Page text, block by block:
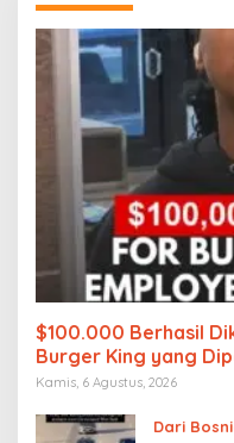
$100.000 Berhasil
Burger King yang
“Free Palestine”
Kamis, 6 Agustus, 2026
Dari